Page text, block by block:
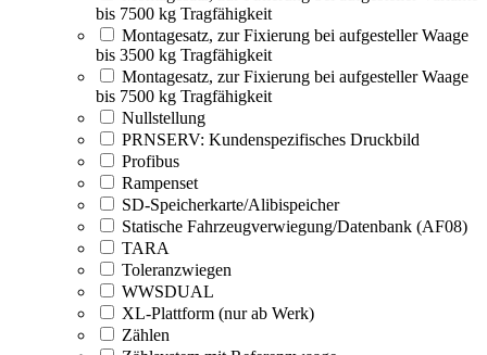
bis 7500 kg Tragfähigkeit
Montagesatz, zur Fixierung bei aufgesteller Waage
bis 3500 kg Tragfähigkeit
Montagesatz, zur Fixierung bei aufgesteller Waage
bis 7500 kg Tragfähigkeit
Nullstellung
PRNSERV: Kundenspezifisches Druckbild
Profibus
Rampenset
SD-Speicherkarte/Alibispeicher
Statische Fahrzeugverwiegung/Datenbank (AF08)
TARA
Toleranzwiegen
WWSDUAL
XL-Plattform (nur ab Werk)
Zählen